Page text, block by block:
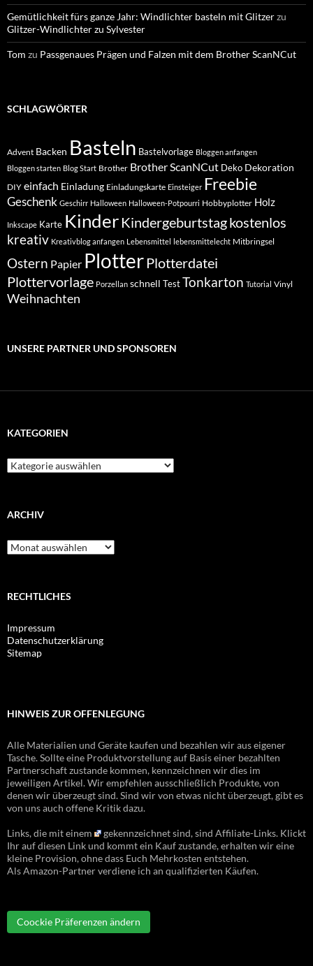
Gemütlichkeit fürs ganze Jahr: Windlichter basteln mit Glitzerzu
Glitzer-Windlichter zu Sylvester
Tom zu Passgenaues Prägen und Falzen mit dem Brother ScanNCut
SCHLAGWÖRTER
Advent Backen Basteln Bastelvorlage Bloggen anfangen
Bloggen starten Blog Start Brother Brother ScanNCut Deko Dekoration
DIY einfach Einladung Einladungskarte Einsteiger Freebie
Geschenk Geschirr Halloween Halloween-Potpourri Hobbyplotter Holz
Inkscape Karte Kinder Kindergeburtstagkostenlos
kreativ Kreativblog anfangen Lebensmittel lebensmittelecht Mitbringsel
Ostern Papier Plotter Plotterdatei
Plottervorlage Porzellan schnell TestTonkarton Tutorial Vinyl
Weihnachten
UNSERE PARTNER UND SPONSOREN
KATEGORIEN
Kategorien
ARCHIV
Archiv
RECHTLICHES
Impressum
Datenschutzerklärung
Sitemap
HINWEIS ZUR OFFENLEGUNG
Alle Materialien und Geräte kaufen und bezahlen wir aus eigener
Tasche. Sollte eine Produktvorstellung auf Basis einer bezahlten
Partnerschaft zustande kommen, kennzeichnen wir dies im
jeweiligen Artikel. Wir empfehlen ausschließlich Produkte, von
denen wir überzeugt sind. Sind wir von etwas nicht überzeugt, gibt es
von uns auch offene Kritik dazu.
Links, die mit einem
gekennzeichnet sind, sind Affiliate-Links. Klickt
Ihr auf diesen Link und kommt ein Kauf zustande, erhalten wir eine
kleine Provision, ohne dass Euch Mehrkosten entstehen.
Als Amazon-Partner verdiene ich an qualifizierten Käufen.
Coockie Präferenzen ändern